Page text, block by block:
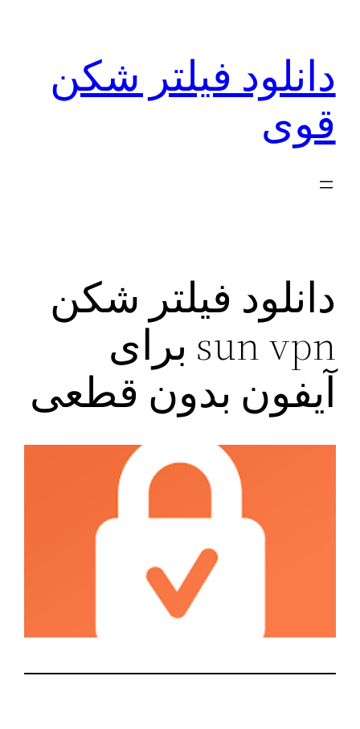
دانلود فیلتر شکن
قوی
دانلود فیلتر شکن
sun vpn برای
آیفون بدون قطعی